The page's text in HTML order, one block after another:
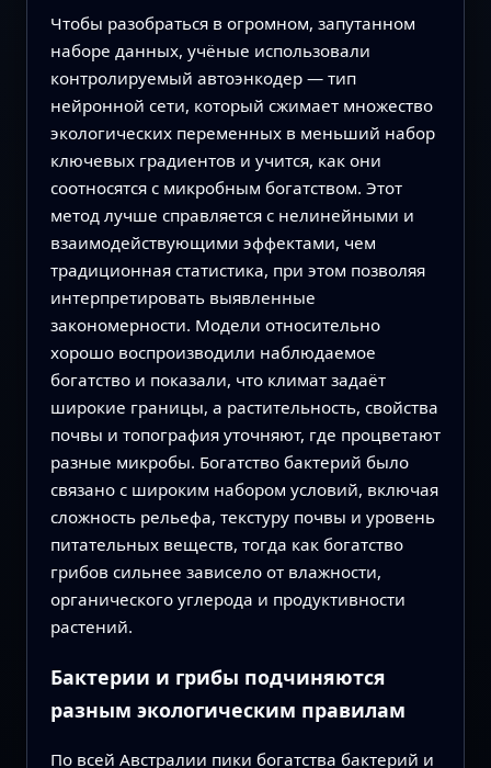
Чтобы разобраться в огромном, запутанном
наборе данных, учёные использовали
контролируемый автоэнкодер — тип
нейронной сети, который сжимает множество
экологических переменных в меньший набор
ключевых градиентов и учится, как они
соотносятся с микробным богатством. Этот
метод лучше справляется с нелинейными и
взаимодействующими эффектами, чем
традиционная статистика, при этом позволяя
интерпретировать выявленные
закономерности. Модели относительно
хорошо воспроизводили наблюдаемое
богатство и показали, что климат задаёт
широкие границы, а растительность, свойства
почвы и топография уточняют, где процветают
разные микробы. Богатство бактерий было
связано с широким набором условий, включая
сложность рельефа, текстуру почвы и уровень
питательных веществ, тогда как богатство
грибов сильнее зависело от влажности,
органического углерода и продуктивности
растений.
Бактерии и грибы подчиняются
разным экологическим правилам
По всей Австралии пики богатства бактерий и